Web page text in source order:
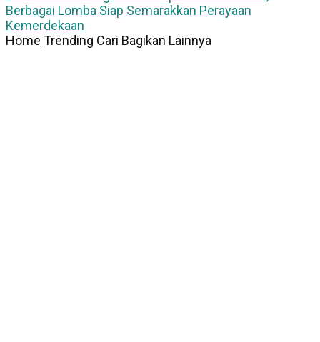
Berbagai Lomba Siap Semarakkan Perayaan
Kemerdekaan
Home Trending Cari Bagikan Lainnya